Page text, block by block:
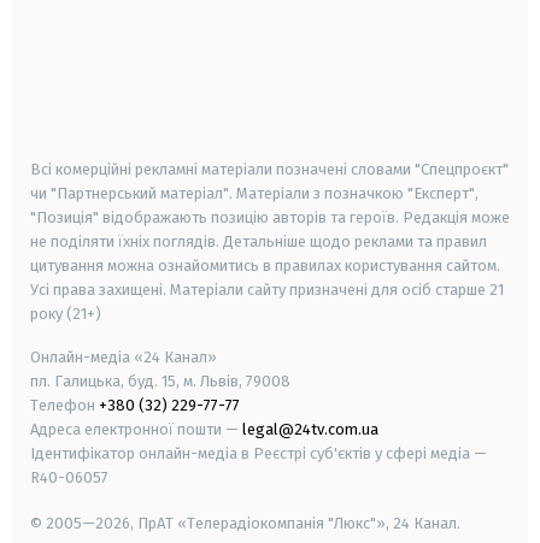
Всі комерційні рекламні матеріали позначені словами "Спецпроєкт"
чи "Партнерський матеріал". Матеріали з позначкою "Експерт",
"Позиція" відображають позицію авторів та героїв. Редакція може
не поділяти їхніх поглядів. Детальніше щодо реклами та правил
цитування можна ознайомитись в правилах користування сайтом.
Усі права захищені. Матеріали сайту призначені для осіб старше 21
року (21+)
Онлайн-медіа «24 Канал»
пл. Галицька, буд. 15, м. Львів, 79008
Телефон +380 (32) 229-77-77
Адреса електронної пошти — legal@24tv.com.ua
Ідентифікатор онлайн-медіа в Реєстрі суб'єктів у сфері медіа —
R40-06057
© 2005—2026, ПрАТ «Телерадіокомпанія "Люкс"», 24 Канал.